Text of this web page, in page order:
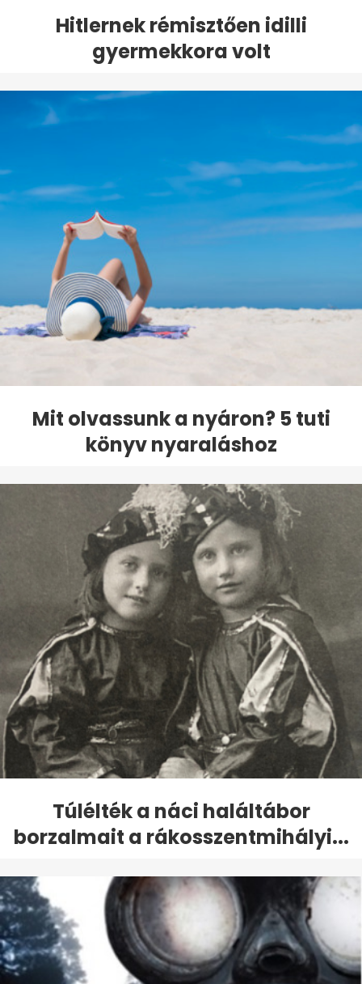
Hitlernek rémisztően idilli
gyermekkora volt
Mit olvassunk a nyáron? 5 tuti
könyv nyaraláshoz
Túlélték a náci haláltábor
borzalmait a rákosszentmihályi...